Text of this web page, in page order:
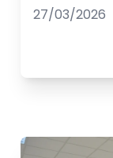
27/03/2026